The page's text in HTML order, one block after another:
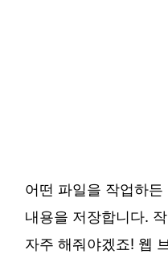
어떤 파일을 작업하든
내용을 저장합니다.
자주 해줘야겠죠! 웹